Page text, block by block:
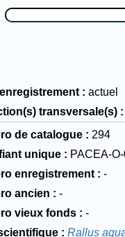
actuel
transversale(s)
de catalogue
294
unique
PACEA-
enregistrement
-
ancien
-
vieux fonds
-
Rallus